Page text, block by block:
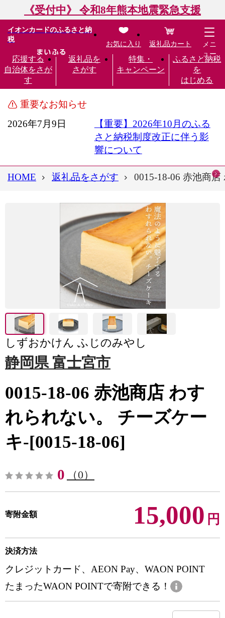
《受付中》 令和8年熊本地震緊急支援
イオンカードのふるさと納
税
応援する
自治体をさが
す
返礼品を
さがす
特集・
キャンペーン
ふるさと納税
を
はじめる
お気に入り 返礼品カート
メニ
ュー
重要なお知らせ
2026年7月9日
【重要】2026年10月のふる
さと納税制度改正に伴う影
響について
HOME 返礼品をさがす 0015-18-06 赤池商
しずおかけん ふじのみやし
静岡県 富士宮市
0015-18-06 赤池商店 わす
れられない。 チーズケー
キ-[0015-18-06]
0 （0）
寄附金額 15,000 円
決済方法
クレジットカード、AEON Pay、WAON POINT
たまったWAON POINTで寄附できる！